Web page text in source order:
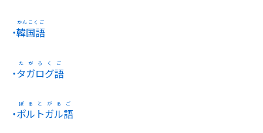
・韓国語
・タガログ語
・ポルトガル語